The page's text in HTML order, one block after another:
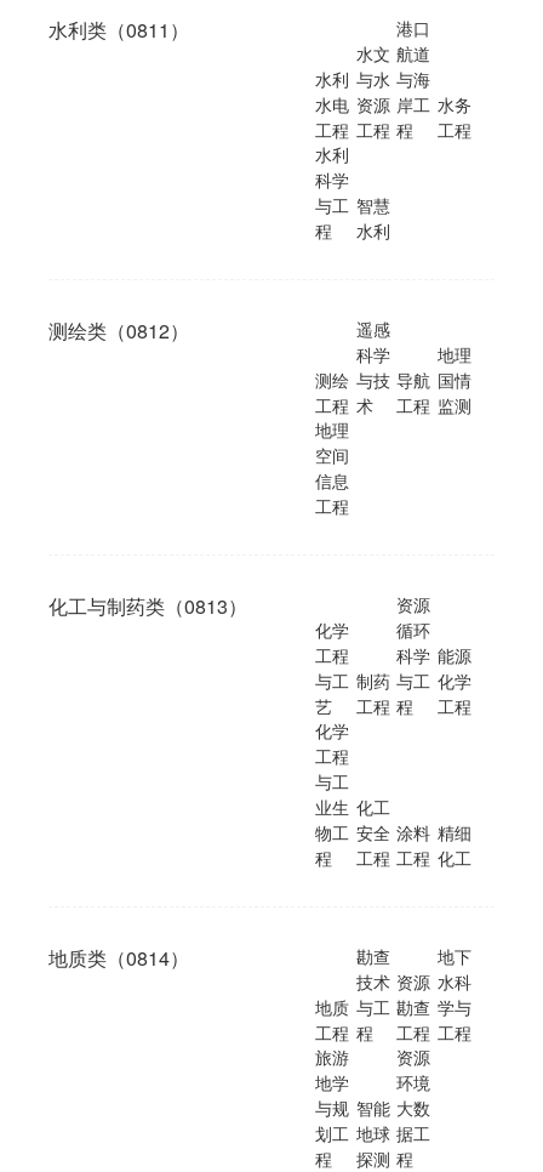
水利类（0811）
水利
水电
工程
水文
与水
资源
工程
港口
航道
与海
岸工
程
水务
工程
水利
科学
与工
程
智慧
水利
测绘类（0812）
测绘
工程
遥感
科学
与技
术
导航
工程
地理
国情
监测
地理
空间
信息
工程
化工与制药类（0813）
化学
工程
与工
艺
制药
工程
资源
循环
科学
与工
程
能源
化学
工程
化学
工程
与工
业生
物工
程
化工
安全
工程
涂料
工程
精细
化工
地质类（0814）
地质
工程
勘查
技术
与工
程
资源
勘查
工程
地下
水科
学与
工程
旅游
地学
与规
划工
程
智能
地球
探测
资源
环境
大数
据工
程